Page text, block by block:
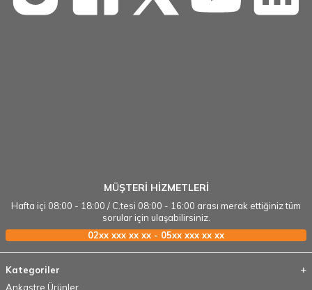
MÜŞTERİ HİZMETLERİ
Hafta içi 08:00 - 18:00 / C.tesi 08:00 - 16:00 arası merak ettiğiniz tüm
sorular için ulaşabilirsiniz.
02xx xxx xx xx - 05xx xxx xx xx
Kategoriler
Ankastre Ürünler